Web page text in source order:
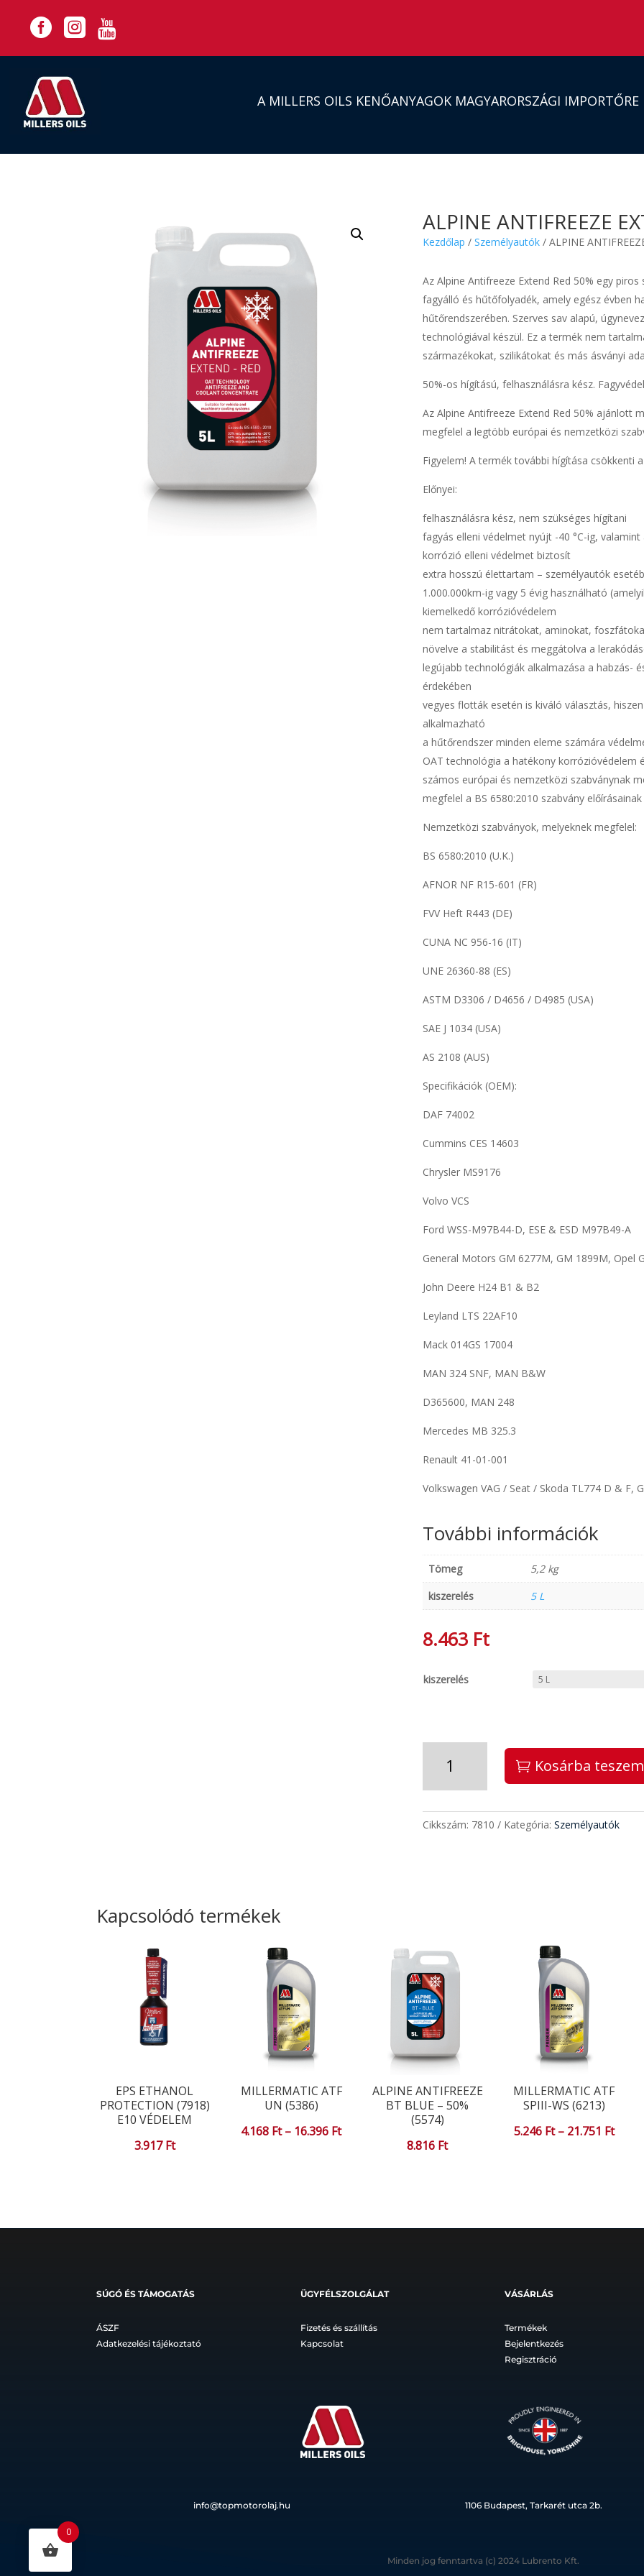
  
A MILLERS OILS KENŐANYAGOK MAGYARORSZÁGI IMPORTŐRE
ALPINE ANTIFREEZE
Kezdőlap /Személyautók / ALPINE
Az Alpine Antifreeze Extend Red 50% egy
fagyálló és hűtőfolyadék, amely egész évben
hűtőrendszerében. Szerves sav alapú,
technológiával készül. Ez a termék nem
származékokat, szilikátokat és más ásványi
50%-os hígítású, felhasználásra kész.
Az Alpine Antifreeze Extend Red 50% ajánlott
megfelel a legtöbb európai és nemzetközi
Figyelem! A termék további hígítása csökkenti
Előnyei:
felhasználásra kész, nem szükséges hígítani
fagyás elleni védelmet nyújt -40 °C-ig,
korrózió elleni védelmet biztosít
extra hosszú élettartam – személyautók
1.000.000km-ig vagy 5 évig használható
kiemelkedő korrózióvédelem
nem tartalmaz nitrátokat, aminokat,
növelve a stabilitást és meggátolva a
legújabb technológiák alkalmazása a habzás-
érdekében
vegyes flották esetén is kiváló választás,
alkalmazható
a hűtőrendszer minden eleme számára
OAT technológia a hatékony korrózióvédelem
számos európai és nemzetközi szabványnak
megfelel a BS 6580:2010 szabvány előírásainak
Nemzetközi szabványok, melyeknek megfelel:
BS 6580:2010 (U.K.)
AFNOR NF R15-601 (FR)
FVV Heft R443 (DE)
CUNA NC 956-16 (IT)
UNE 26360-88 (ES)
ASTM D3306 / D4656 / D4985 (USA)
SAE J 1034 (USA)
AS 2108 (AUS)
Specifikációk (OEM):
DAF 74002
Cummins CES 14603
Chrysler MS9176
Volvo VCS
Ford WSS-M97B44-D, ESE & ESD M97B49-A
General Motors GM 6277M, GM 1899M, Opel
John Deere H24 B1 & B2
Leyland LTS 22AF10
Mack 014GS 17004
MAN 324 SNF, MAN B&W
D365600, MAN 248
Mercedes MB 325.3
Renault 41-01-001
Volkswagen VAG / Seat / Skoda TL774 D & F,
További információk
Tömeg
5,2 kg
kiszerelés
5 L
8.463 Ft
kiszerelés
ANTIFREEZE
–
50%
Kosárba teszem
Cikkszám: 7810 Kategória:Személyautók
Kapcsolódó termékek
EPS ETHANOL
PROTECTION (7918)
E10 VÉDELEM
3.917Ft
MILLERMATIC ATF
UN (5386)
4.168 Ft – 16.396 FtÁrtartomány:
ALPINE ANTIFREEZE
BT BLUE – 50%
(5574)
8.816 Ft
MILLERMATIC ATF
SPIII-WS (6213)
5.246 Ft – 21.751 Ft
SÚGÓ ÉS TÁMOGATÁS ÜGYFÉLSZOLGÁLAT VÁSÁRLÁS
ÁSZF
Adatkezelési tájékoztató
Fizetés és szállítás
Kapcsolat
Termékek
Bejelentkezés
Regisztráció
info@topmotorolaj.hu 1106 Budapest, Tarkarét utca 2b.
Minden jog fenntartva (c) 2024 Lubrento Kft.
0